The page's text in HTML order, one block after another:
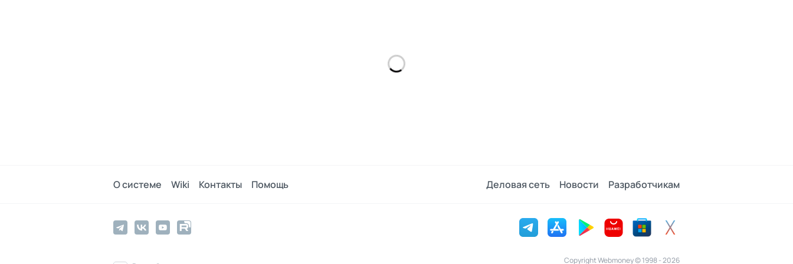
О системе Wiki Контакты Помощь Деловая сеть Новости Разработчикам
Copyright Webmoney © 1998 - 2026